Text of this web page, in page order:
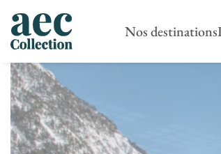
Nos destinations